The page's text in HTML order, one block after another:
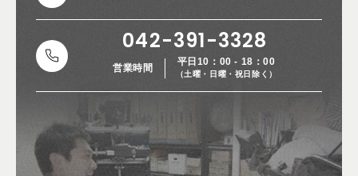
042-391-3328
営業時間
平日10：00 - 18：00
（土曜・日曜・祝日除く）